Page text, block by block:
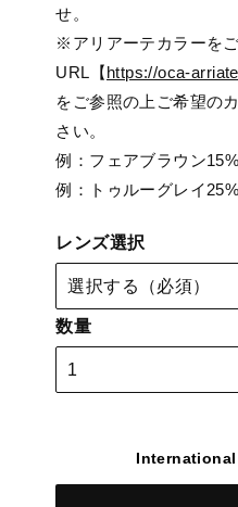
せ。
※アリアーテカラーを
URL【https://oca-
をご参照の上ご希望の
さい。
例：フェアブラウン
例：トゥルーグレイ
レンズ選択
数量